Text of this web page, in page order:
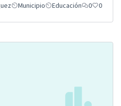
Municipio Educación 0 0